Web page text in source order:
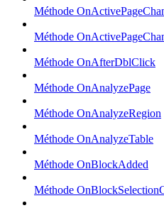
Méthode
Méthode
Méthode OnAfterDblClick
Méthode OnAnalyzePage
Méthode OnAnalyzeRegion
Méthode OnAnalyzeTable
Méthode OnBlockAdded
Méthode